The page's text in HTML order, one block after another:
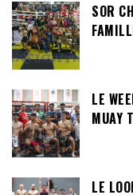
SOR
LE
MUAY
LE